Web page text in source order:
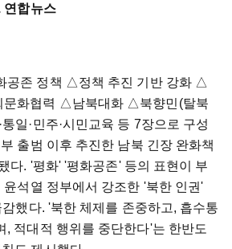
연합뉴스
공존 정책 △정책 추진 기반 강화 △
화협력 △남북대화 △북향민(탈북
일·민주·시민교육 등 7장으로 구성
출범 이후 추진한 남북 긴장 완화책
다. '평화' '평화공존' 등의 표현이 부
윤석열 정부에서 강조한 '북한 인권'
했다. '북한 체제를 존중하고, 흡수통
, 적대적 행위를 중단한다'는 한반도